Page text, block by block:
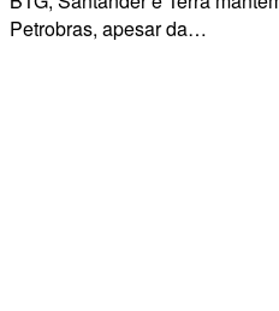
Petrobras, apesar da…